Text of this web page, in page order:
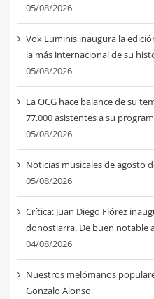
05/08/2026
Vox Luminis inaugura la
la más internacional de su
05/08/2026
La OCG hace balance de su
77.000 asistentes a su
05/08/2026
Noticias musicales de agosto
05/08/2026
Crítica: Juan Diego Flórez
donostiarra. De buen notable
04/08/2026
Nuestros melómanos
Gonzalo Alonso